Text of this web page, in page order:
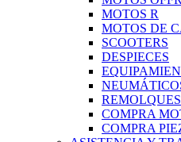
MOTOS R
MOTOS DE
SCOOTERS
DESPIECES
REMOLQUES
COMPRA
COMPRA